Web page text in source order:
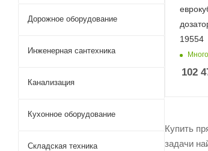
19554
Много
102
Купить
задачи
Дорожное оборудование
Инженерная сантехника
Канализация
Кухонное оборудование
Складская техника